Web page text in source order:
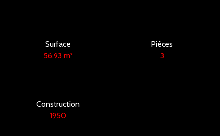
Surface
56.93m²
Pièces
3
Construction
1950